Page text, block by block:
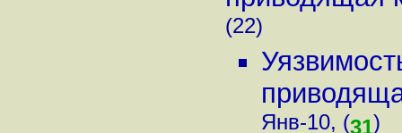
(22)
Янв-10, (31)